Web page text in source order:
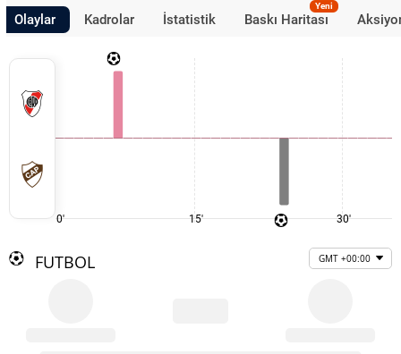
Olaylar Kadrolar İstatistik Baskı Haritası
Yeni
0' 15' 30'
FUTBOL GMT +00:00